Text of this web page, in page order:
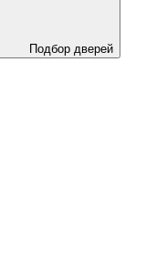
Подбор дверей